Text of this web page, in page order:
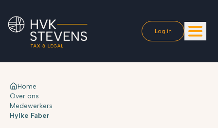
Log in
Home
Over ons
Medewerkers
Hylke Faber